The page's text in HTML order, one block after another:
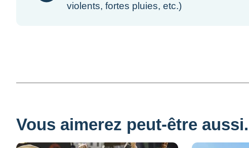
violents, fortes pluies, etc.)
Vous aimerez peut-être